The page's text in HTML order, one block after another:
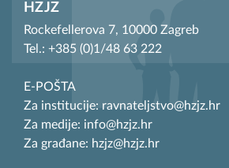
HZJZ
Rockefellerova 7, 10000 Zagreb
Tel.: +385 (0)1/48 63 222
E-POŠTA
Za institucije: ravnateljstvo@hzjz.hr
Za medije: info@hzjz.hr
Za građane: hzjz@hzjz.hr